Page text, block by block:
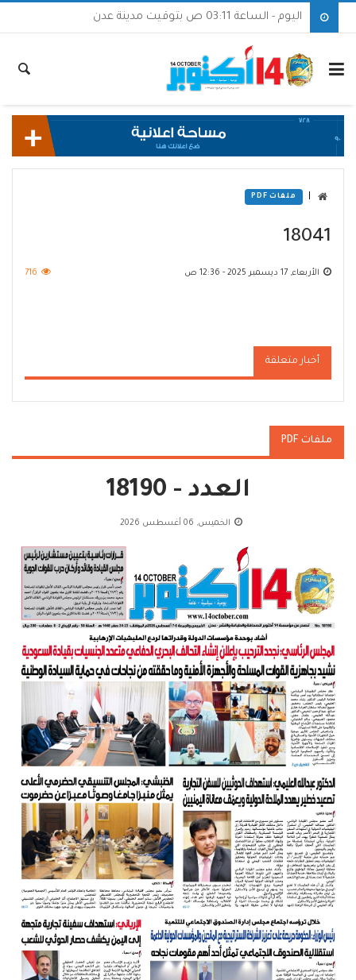
اليوم - الساعة 03:11 ص بتوقيت مدينة عدن
ملفات PDF
18041
الأربعاء, 17 ديسمبر 2025 - 12:36 ص 716
أخبار متعلقة
ملفات PDF
العدد - 18190
الخميس, 06 أغسطس 2026